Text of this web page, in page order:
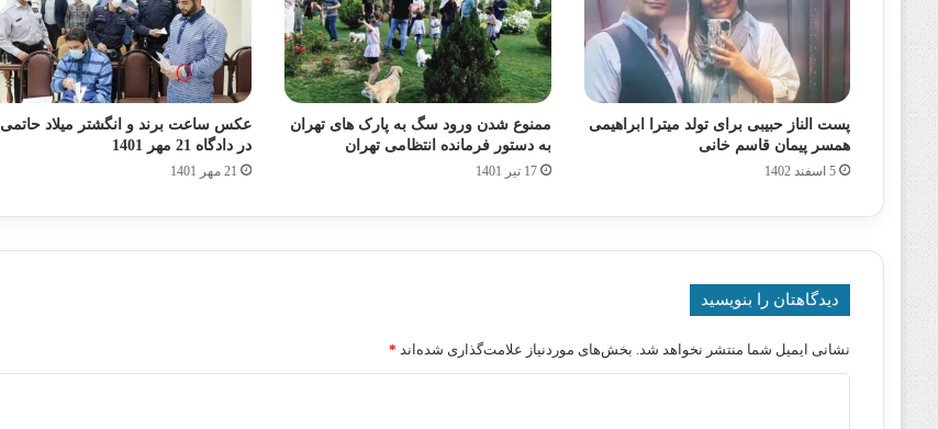
پست الناز حبیبی برای تولد میترا ابراهیمی
همسر پیمان قاسم خانی
5 اسفند 1402
ممنوع شدن ورود سگ به پارک های تهران
به دستور فرمانده انتظامی تهران
17 تیر 1401
عکس ساعت برند و انگشتر میلاد حاتمی
در دادگاه 21 مهر 1401
21 مهر 1401
دیدگاهتان را بنویسید
نشانی ایمیل شما منتشر نخواهد شد. بخش‌های موردنیاز علامت‌گذاری شده‌اند *